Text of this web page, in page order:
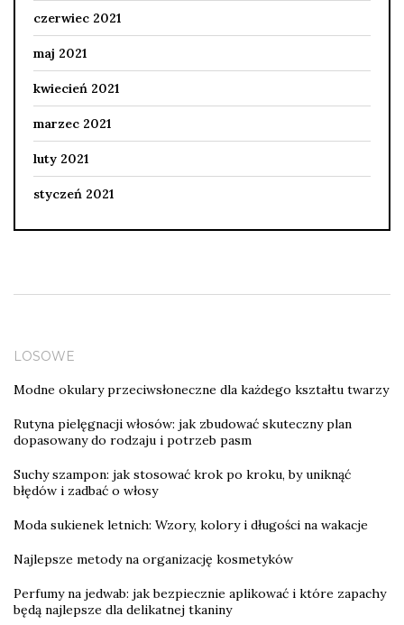
czerwiec 2021
maj 2021
kwiecień 2021
marzec 2021
luty 2021
styczeń 2021
LOSOWE
Modne okulary przeciwsłoneczne dla każdego kształtu twarzy
Rutyna pielęgnacji włosów: jak zbudować skuteczny plan
dopasowany do rodzaju i potrzeb pasm
Suchy szampon: jak stosować krok po kroku, by uniknąć
błędów i zadbać o włosy
Moda sukienek letnich: Wzory, kolory i długości na wakacje
Najlepsze metody na organizację kosmetyków
Perfumy na jedwab: jak bezpiecznie aplikować i które zapachy
będą najlepsze dla delikatnej tkaniny